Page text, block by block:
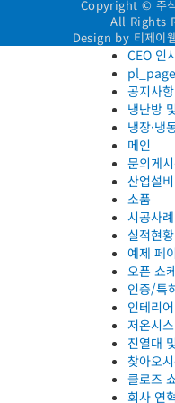
Copyright © 주
All Rights
Design by 티제이
CEO 인
pl_page
공지사항
냉난방
냉장·냉
메인
문의게
산업설
소품
시공사례
실적현황
예제 페
오픈 쇼
인증/특
인테리어
저온시
진열대
찾아오
클로즈
회사 연